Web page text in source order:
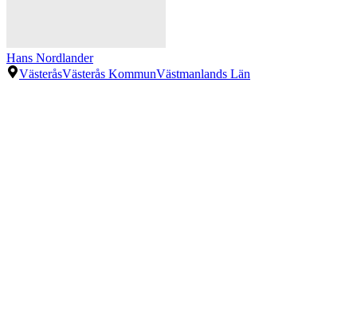
Hans Nordlander
VästeråsVästerås KommunVästmanlands Län